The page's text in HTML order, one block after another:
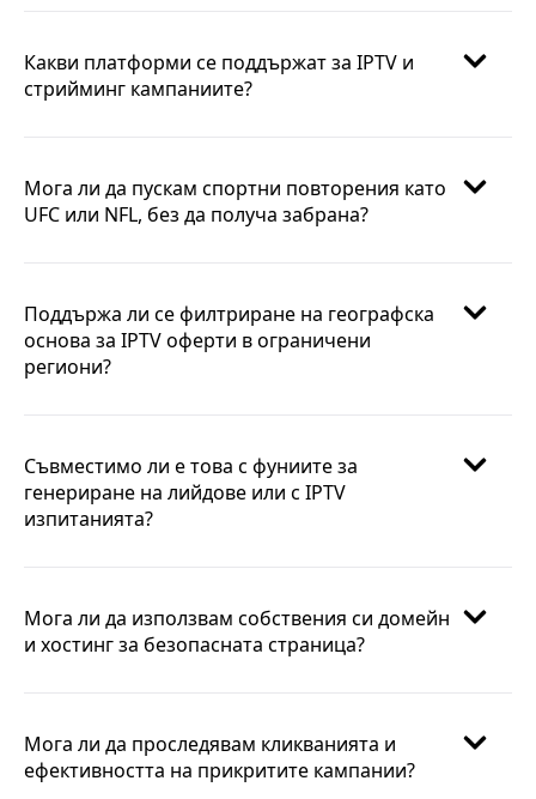
Какви платформи се поддържат за IPTV и
стрийминг кампаниите?
Мога ли да пускам спортни повторения като
UFC или NFL, без да получа забрана?
Поддържа ли се филтриране на географска
основа за IPTV оферти в ограничени
региони?
Съвместимо ли е това с фуниите за
генериране на лийдове или с IPTV
изпитанията?
Мога ли да използвам собствения си домейн
и хостинг за безопасната страница?
Мога ли да проследявам кликванията и
ефективността на прикритите кампании?